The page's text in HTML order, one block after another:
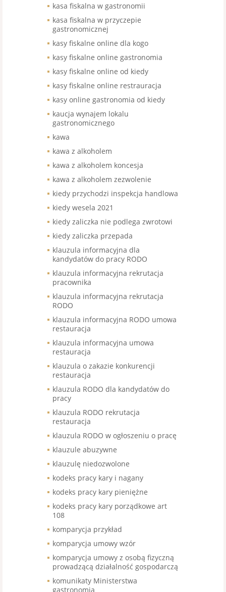
kasa fiskalna w gastronomii
kasa fiskalna w przyczepie
gastronomicznej
kasy fiskalne online dla kogo
kasy fiskalne online gastronomia
kasy fiskalne online od kiedy
kasy fiskalne online restrauracja
kasy online gastronomia od kiedy
kaucja wynajem lokalu
gastronomicznego
kawa
kawa z alkoholem
kawa z alkoholem koncesja
kawa z alkoholem zezwolenie
kiedy przychodzi inspekcja handlowa
kiedy wesela 2021
kiedy zaliczka nie podlega zwrotowi
kiedy zaliczka przepada
klauzula informacyjna dla
kandydatów do pracy RODO
klauzula informacyjna rekrutacja
pracownika
klauzula informacyjna rekrutacja
RODO
klauzula informacyjna RODO umowa
restauracja
klauzula informacyjna umowa
restauracja
klauzula o zakazie konkurencji
restauracja
klauzula RODO dla kandydatów do
pracy
klauzula RODO rekrutacja
restauracja
klauzula RODO w ogłoszeniu o pracę
klauzule abuzywne
klauzulę niedozwolone
kodeks pracy kary i nagany
kodeks pracy kary pieniężne
kodeks pracy kary porządkowe art
108
komparycja przykład
komparycja umowy wzór
komparycja umowy z osobą fizyczną
prowadzącą działalność gospodarczą
komunikaty Ministerstwa
gastronomia